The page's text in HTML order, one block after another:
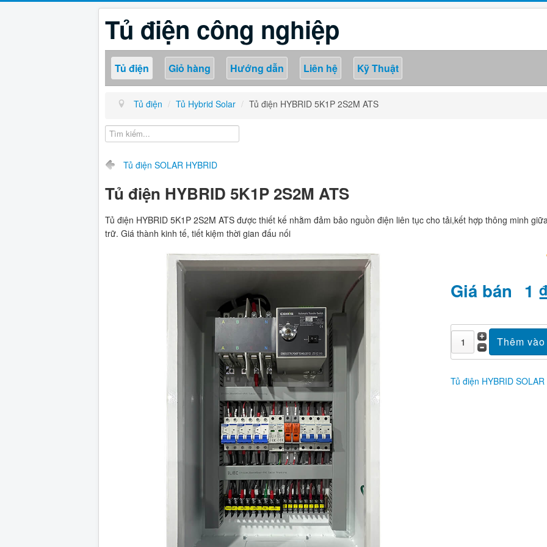
Tủ điện công nghiệp
Tủ điện Giỏ hàng Hướng dẫn Liên hệ Kỹ Thuật
Tủ điện / Tủ Hybrid Solar / Tủ điện HYBRID 5K1P 2S2M ATS
Tủ điện SOLAR HYBRID
Tủ điện HYBRID 5K1P 2S2M ATS
Tủ điện HYBRID 5K1P 2S2M ATS được thiết kế nhằm đảm bảo nguồn điện liên tục cho tải,kết hợp thông minh
trữ. Giá thành kinh tế, tiết kiệm thời gian đấu nối
Giá bán 1
Tủ điện HYBRID SOLAR